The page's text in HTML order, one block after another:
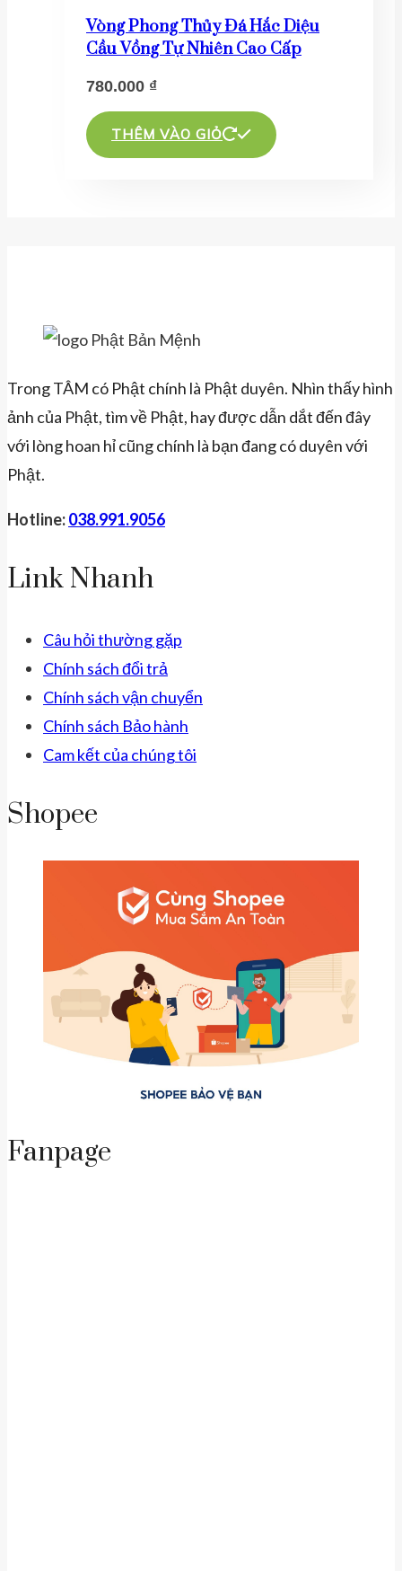
Vòng Phong Thủy Đá Hắc Diệu
Cầu Vồng Tự Nhiên Cao Cấp
780.000 ₫
THÊM VÀO GIỎ
Trong TÂM có Phật chính là Phật duyên. Nhìn thấy hình
ảnh của Phật, tìm về Phật, hay được dẫn dắt đến đây
với lòng hoan hỉ cũng chính là bạn đang có duyên với
Phật.
Hotline:038.991.9056
Link Nhanh
Câu hỏi thường gặp
Chính sách đổi trả
Chính sách vận chuyển
Chính sách Bảo hành
Cam kết của chúng tôi
Shopee
Fanpage